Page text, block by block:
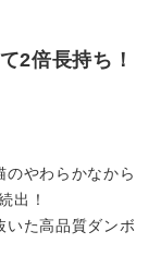
2倍長持ち！
のやわらかなから
出！
いた高品質ダンボ